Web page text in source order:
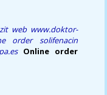
web www.doktor-
order solifenacin
Online order